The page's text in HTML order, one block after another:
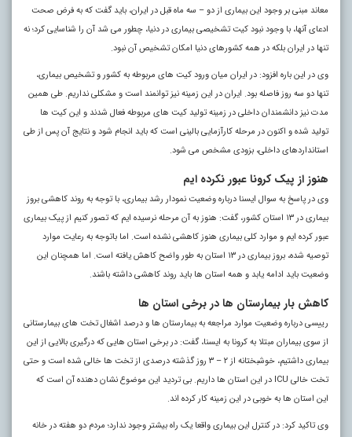
معاند مبنی بر وجود این بیماری از دو – سه ماه قبل در ایران، باید گفت که به فرض صحت
ادعای آنها، با وجود نبود کیت تشخیصی بیماری در دنیا، چطور می شد آن را شناسایی کرد؛ نه
تنها در ایران بلکه در همه کشورهای دنیا امکان تشخیص آن نبود.
وی در این باره افزود: در ایران میان ورود کیت های مربوطه به کشور و تشخیص بیماری،
تنها دو سه روز فاصله بود. ایران در این زمینه نیز توانمند است و مشکلی نداریم. طی همین
مدت نیز دانشمندان داخلی در زمینه تولید کیت های مربوطه فعال شدند و این کیت ها
تولید شده و اکنون در مرحله کارآزمایی بالینی است که باید انجام شود و نتایج آن پس از طی
استانداردهای داخلی، بزودی مشخص می شود.
هنوز از پیک کرونا عبور نکرده ایم
وی در پاسخ به سوال ایسنا درباره وضعیت نمودار رشد بیماری، با توجه به روند کاهشی بروز
بیماری در ۱۳ استان کشور، گفت: هنوز به آن مرحله نرسیده ایم که تصور کنیم از پیک بیماری
عبور کرده ایم و موارد کلی بیماری هنوز کاهشی نشده است. اما باتوجه به رعایت موارد
توصیه شده، بروز بیماری در ۱۳ استان به طور واضح کاهش یافته است. اما همچنان این
وضعیت باید ادامه یابد و همه استان ها باید روند کاهشی داشته باشند.
کاهش بار بیمارستان ها در برخی استان ها
رییسی درباره وضعیت موارد مراجعه به بیمارستان ها و درصد اشغال تخت های بیمارستانی
از سوی بیماران مبتلا به کرونا به ایسنا، گفت: در برخی استان هایی که درگیری بالایی از این
بیماری داشتیم، خوشبختانه از ۲ – ۳ روز گذشته درصدی از تخت ها خالی شده است و حتی
تخت خالی ICU در این استان ها داریم. بی تردید این موضوع نشان دهنده آن است که
این استان ها به خوبی در این زمینه کار کرده اند.
وی تاکید کرد: در کنترل این بیماری واقعا یک راه بیشتر وجود ندارد؛ مردم دو هفته در خانه